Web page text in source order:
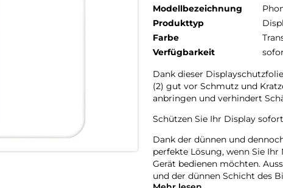
Modellbezeichnung
Produkttyp
Farbe
Verfügbarkeit
Dank dieser
(2) gut vor Schmutz und
anbringen und verhindert
Schützen Sie Ihr Display
Dank der dünnen und
perfekte Lösung, wenn Sie
Gerät bedienen möchten.
und der dünnen Schicht des